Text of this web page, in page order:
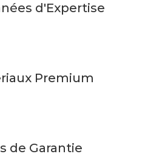
d'Expertise
Premium
de Garantie